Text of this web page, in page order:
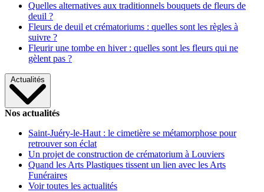
Quelles alternatives aux traditionnels bouquets de fleurs de
deuil ?
Fleurs de deuil et crématoriums : quelles sont les règles à
suivre ?
Fleurir une tombe en hiver : quelles sont les fleurs qui ne
gèlent pas ?
Actualités
Nos actualités
Saint-Juéry-le-Haut : le cimetière se métamorphose pour
retrouver son éclat
Un projet de construction de crématorium à Louviers
Quand les Arts Plastiques tissent un lien avec les Arts
Funéraires
Voir toutes les actualités